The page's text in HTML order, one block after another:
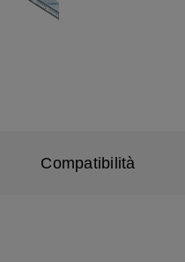
Compatibilità